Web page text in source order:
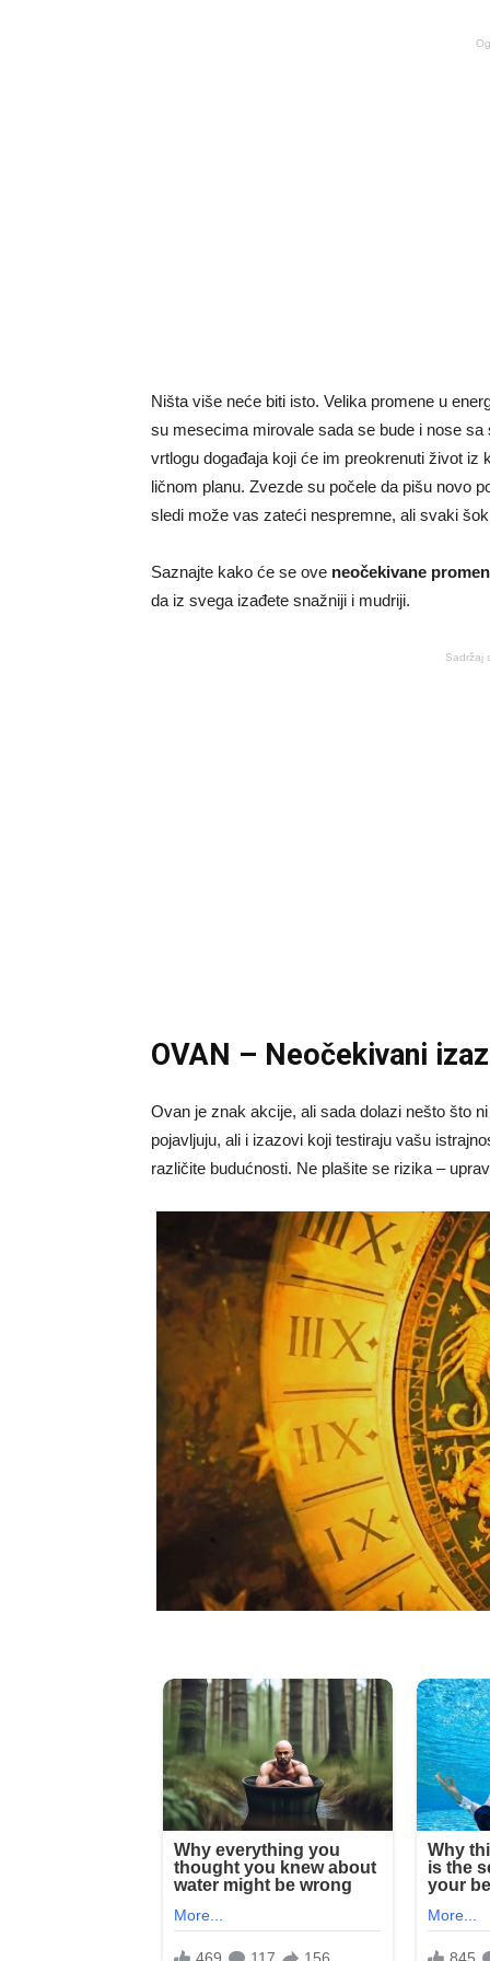
Ništa više neće biti isto. Velika promene u
su mesecima mirovale sada se bude i nose
vrtlogu događaja koji će im preokrenuti život iz
ličnom planu. Zvezde su počele da pišu novo
sledi može vas zateći nespremne, ali svaki
Saznajte kako će se ove neočekivane
da iz svega izađete snažniji i mudriji.
Sadržaj
OVAN – Neočekivani
Ovan je znak akcije, ali sada dolazi nešto što
pojavljuju, ali i izazovi koji testiraju vašu
različite budućnosti. Ne plašite se rizika –